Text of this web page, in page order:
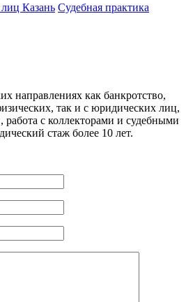
Казань Судебная практика
направлениях как банкротство,
так и с юридических лиц,
работа с коллекторами и судебными
стаж более 10 лет.